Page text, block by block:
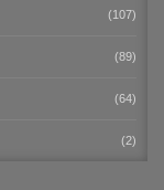
(107)
(89)
(64)
(2)